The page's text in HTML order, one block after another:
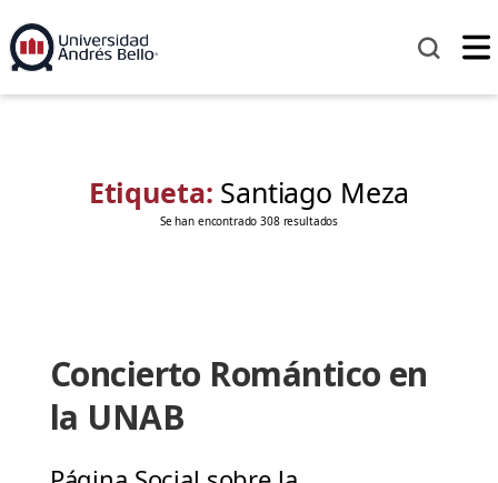
Etiqueta: Santiago Meza
Se han encontrado 308 resultados
Concierto Romántico en
la UNAB